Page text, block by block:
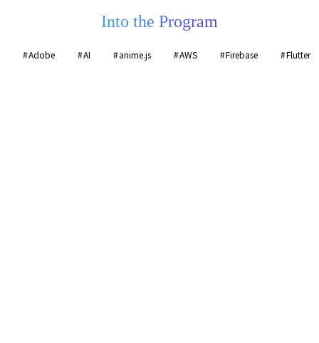
Into the Program
Adobe AI anime.js AWS Firebase Flutter